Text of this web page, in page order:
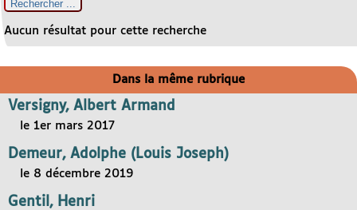
Aucun résultat pour cette recherche
Dans la même rubrique
Versigny, Albert Armand
le 1er mars 2017
Demeur, Adolphe (Louis Joseph)
le 8 décembre 2019
Gentil, Henri